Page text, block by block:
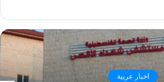
اخبار عربية